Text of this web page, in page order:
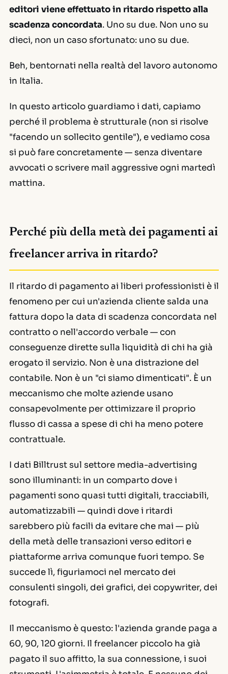
editori viene effettuato in ritardo rispetto alla
scadenza concordata. Uno su due. Non uno su
dieci, non un caso sfortunato: uno su due.
Beh, bentornati nella realtà del lavoro autonomo
in Italia.
In questo articolo guardiamo i dati, capiamo
perché il problema è strutturale (non si risolve
"facendo un sollecito gentile"), e vediamo cosa
si può fare concretamente — senza diventare
avvocati o scrivere mail aggressive ogni martedì
mattina.
Perché più della metà dei pagamenti ai
freelancer arriva in ritardo?
Il ritardo di pagamento ai liberi professionisti è il
fenomeno per cui un'azienda cliente salda una
fattura dopo la data di scadenza concordata nel
contratto o nell'accordo verbale — con
conseguenze dirette sulla liquidità di chi ha già
erogato il servizio. Non è una distrazione del
contabile. Non è un "ci siamo dimenticati". È un
meccanismo che molte aziende usano
consapevolmente per ottimizzare il proprio
flusso di cassa a spese di chi ha meno potere
contrattuale.
I dati Billtrust sul settore media-advertising
sono illuminanti: in un comparto dove i
pagamenti sono quasi tutti digitali, tracciabili,
automatizzabili — quindi dove i ritardi
sarebbero più facili da evitare che mai — più
della metà delle transazioni verso editori e
piattaforme arriva comunque fuori tempo. Se
succede lì, figuriamoci nel mercato dei
consulenti singoli, dei grafici, dei copywriter, dei
fotografi.
Il meccanismo è questo: l'azienda grande paga a
60, 90, 120 giorni. Il freelancer piccolo ha già
pagato il suo affitto, la sua connessione, i suoi